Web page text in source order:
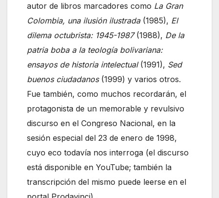
autor de libros marcadores como La Gran
Colombia, una ilusión ilustrada (1985), El
dilema octubrista: 1945-1987(1988), De la
patria boba a la teología bolivariana:
ensayos de historia intelectual(1991), Sed
buenos ciudadanos(1999) y varios otros.
Fue también, como muchos recordarán, el
protagonista de un memorable y revulsivo
discurso en el Congreso Nacional, en la
sesión especial del 23 de enero de 1998,
cuyo eco todavía nos interroga (el discurso
está disponible en YouTube; también la
transcripción del mismo puede leerse en el